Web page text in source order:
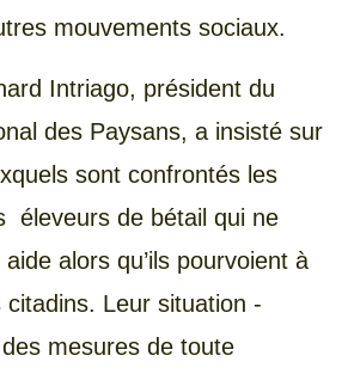
mouvements sociaux.
Intriago, président du
des Paysans, a insisté sur
sont confrontés les
éleveurs de bétail qui ne
alors qu’ils pourvoient à
citadins. Leur situation -
mesures de toute